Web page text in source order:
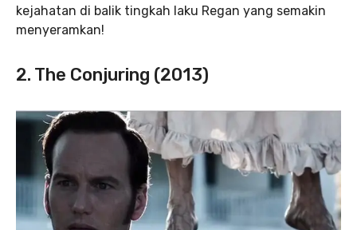
kejahatan di balik tingkah laku Regan yang semakin
menyeramkan!
2. The Conjuring (2013)